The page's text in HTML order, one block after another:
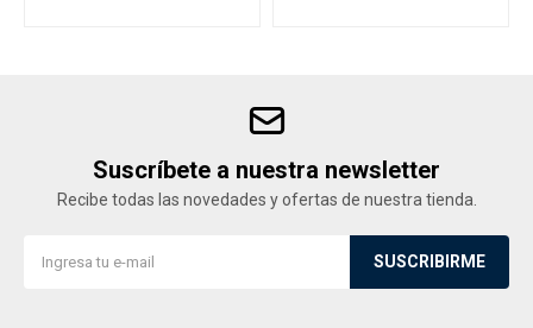
Suscríbete a nuestra newsletter
Recibe todas las novedades y ofertas de nuestra tienda.
SUSCRIBIRME